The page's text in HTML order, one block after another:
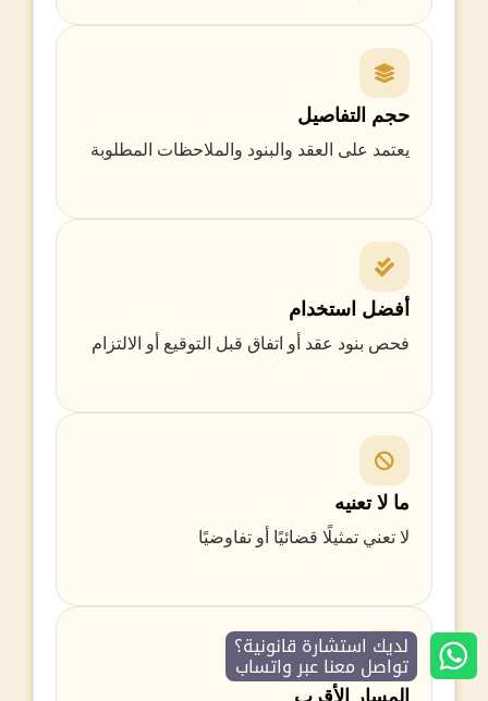
حجم التفاصيل
يعتمد على العقد والبنود والملاحظات المطلوبة
أفضل استخدام
فحص بنود عقد أو اتفاق قبل التوقيع أو الالتزام
ما لا تعنيه
لا تعني تمثيلًا قضائيًا أو تفاوضيًا
لديك استشارة قانونية؟
تواصل معنا عبر واتساب